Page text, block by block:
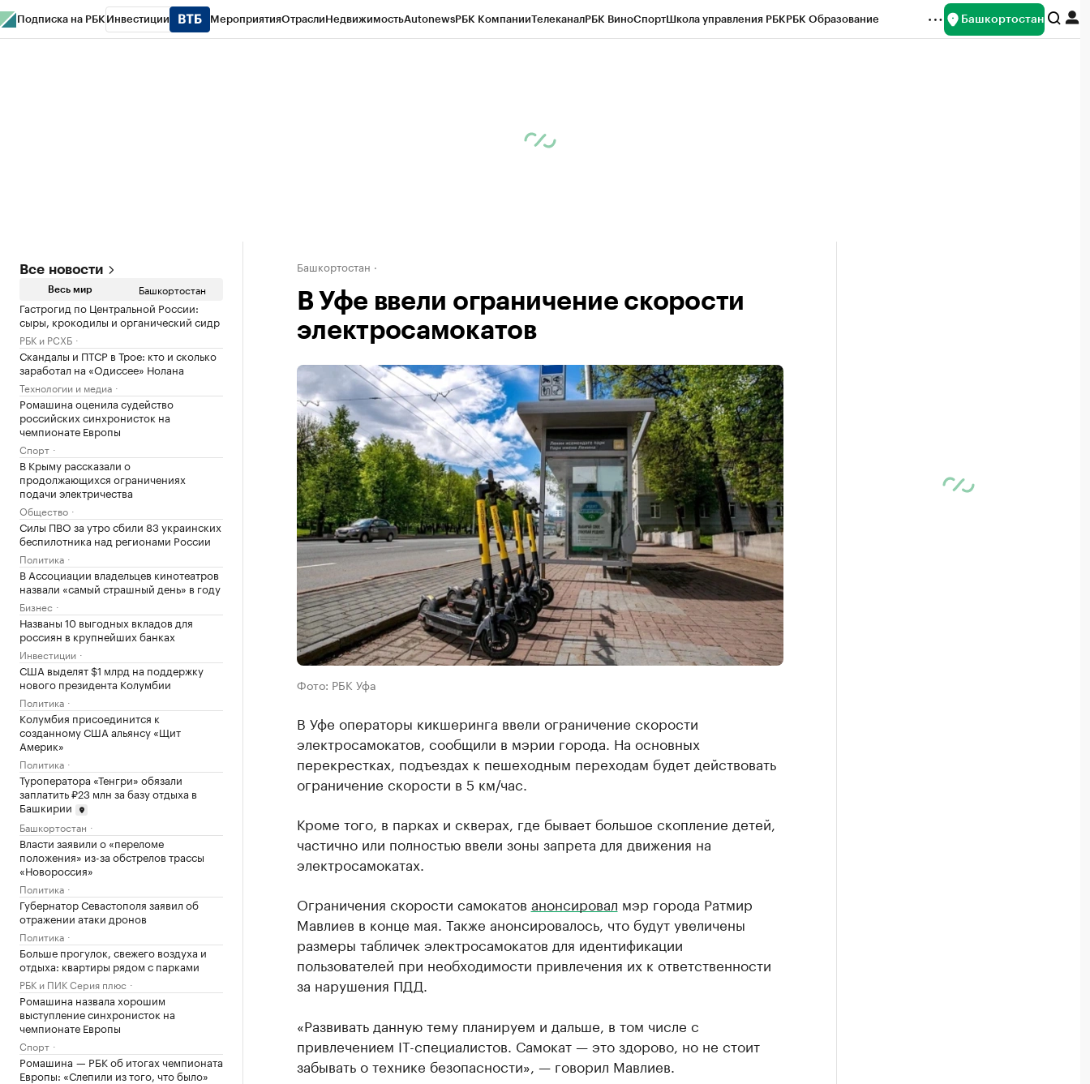
Подписка на РБК Инвестиции МероприятияОтраслиНедвижимостьAutonewsРБК КомпанииТелеканалРБК ВиноСпортШкола управления РБКРБК Образование Башкортостан
Все новости
Весь мир Башкортостан
Гастрогид по Центральной России:
сыры, крокодилы и органический сидр
РБК и РСХБ
Скандалы и ПТСР в Трое: кто и сколько
заработал на «Одиссее» Нолана
Технологии и медиа
Ромашина оценила судейство
российских синхронисток на
чемпионате Европы
Спорт
В Крыму рассказали о
продолжающихся ограничениях
подачи электричества
Общество
Силы ПВО за утро сбили 83 украинских
беспилотника над регионами России
Политика
В Ассоциации владельцев кинотеатров
назвали «самый страшный день» в году
Бизнес
Названы 10 выгодных вкладов для
россиян в крупнейших банках
Инвестиции
США выделят $1 млрд на поддержку
нового президента Колумбии
Политика
Колумбия присоединится к
созданному США альянсу «Щит
Америк»
Политика
Туроператора «Тенгри» обязали
заплатить ₽23 млн за базу отдыха в
Башкирии
Башкортостан
Власти заявили о «переломе
положения» из-за обстрелов трассы
«Новороссия»
Политика
Губернатор Севастополя заявил об
отражении атаки дронов
Политика
Больше прогулок, свежего воздуха и
отдыха: квартиры рядом с парками
РБК и ПИК Серия плюс
Ромашина назвала хорошим
выступление синхронисток на
чемпионате Европы
Спорт
Ромашина — РБК об итогах чемпионата
Европы: «Слепили из того, что было»
Башкортостан
В Уфе ввели ограничение скорости
электросамокатов
Фото: РБК Уфа
В Уфе операторы кикшеринга ввели ограничение скорости
электросамокатов, сообщили в мэрии города. На основных
перекрестках, подъездах к пешеходным переходам будет действовать
ограничение скорости в 5 км/час.
Кроме того, в парках и скверах, где бывает большое скопление детей,
частично или полностью ввели зоны запрета для движения на
электросамокатах.
Ограничения скорости самокатов анонсировал мэр города Ратмир
Мавлиев в конце мая. Также анонсировалось, что будут увеличены
размеры табличек электросамокатов для идентификации
пользователей при необходимости привлечения их к ответственности
за нарушения ПДД.
«Развивать данную тему планируем и дальше, в том числе с
привлечением IT-специалистов. Самокат — это здорово, но не стоит
забывать о технике безопасности», — говорил Мавлиев.